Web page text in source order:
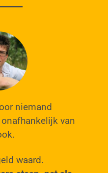
niemand
van
waard.